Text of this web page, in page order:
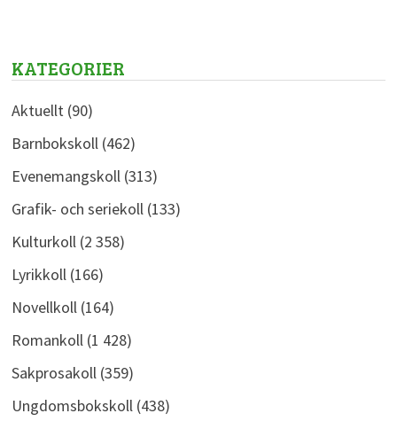
KATEGORIER
Aktuellt(90)
Barnbokskoll(462)
Evenemangskoll(313)
Grafik- och seriekoll(133)
Kulturkoll(2 358)
Lyrikkoll(166)
Novellkoll(164)
Romankoll(1 428)
Sakprosakoll(359)
Ungdomsbokskoll(438)